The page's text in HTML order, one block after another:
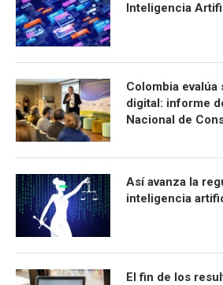
Inteligencia
Colombia
digital: informe
Nacional de
Así avanza la
inteligencia
El fin de los